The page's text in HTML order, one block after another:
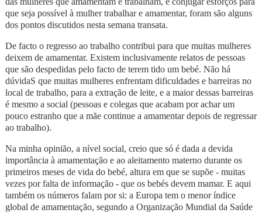
que seja possível à mulher trabalhar e amamentar, foram são alguns
dos pontos discutidos nesta semana transata.
De facto o regresso ao trabalho contribui para que muitas mulheres
deixem de amamentar. Existem inclusivamente relatos de pessoas
que são despedidas pelo facto de terem tido um bebé. Não há
dúvidaS que muitas mulheres enfrentam dificuldades e barreiras no
local de trabalho, para a extração de leite, e a maior dessas barreiras
é mesmo a social (pessoas e colegas que acabam por achar um
pouco estranho que a mãe continue a amamentar depois de regressar
ao trabalho).
Na minha opinião, a nível social, creio que só é dada a devida
importância à amamentação e ao aleitamento materno durante os
primeiros meses de vida do bebé, altura em que se supõe - muitas
vezes por falta de informação - que os bebés devem mamar. E aqui
também os números falam por si: a Europa tem o menor índice
global de amamentação, segundo a Organização Mundial da Saúde